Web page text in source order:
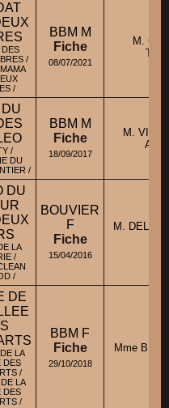
DES
/
/
BBM M
Fiche
08/07/2021
M.
/
DU
/
BBM M
Fiche
18/09/2017
M.
DU
LA
/
/
BOUVIER
F
Fiche
15/04/2016
M.
DE
LA
DES
/
LA
DES
/
BBM F
Fiche
29/10/2018
Mme